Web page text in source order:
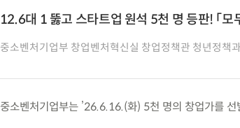
12.6대 1 뚫고 스타트업 원석 5천 명 등판! 「모
중소벤처기업부 창업벤처혁신실 창업정책관 청년정책과
중소벤처기업부는 ’26.6.16.(화) 5천 명의 창업가를